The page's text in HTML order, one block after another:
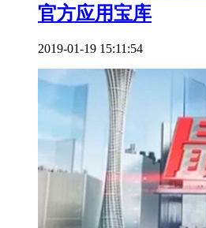
官方应用宝库
2019-01-19 15:11:54